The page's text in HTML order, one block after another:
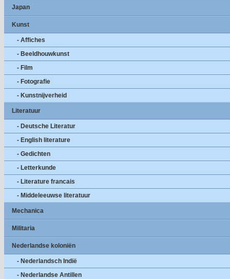
Japan
Kunst
- Affiches
- Beeldhouwkunst
- Film
- Fotografie
- Kunstnijverheid
Literatuur
- Deutsche Literatur
- English literature
- Gedichten
- Letterkunde
- Literature francais
- Middeleeuwse literatuur
Mechanica
Militaria
Nederlandse koloniën
- Nederlandsch Indië
- Nederlandse Antillen